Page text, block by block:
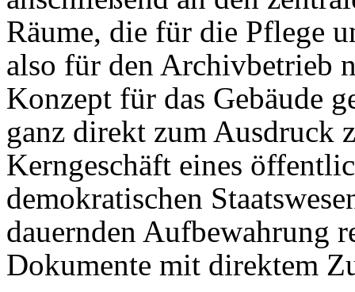
Räume, die für die Pflege
also für den Archivbetrieb
Konzept für das Gebäude
ganz direkt zum Ausdruck
Kerngeschäft eines
demokratischen
dauernden Aufbewahrung
Dokumente mit direktem